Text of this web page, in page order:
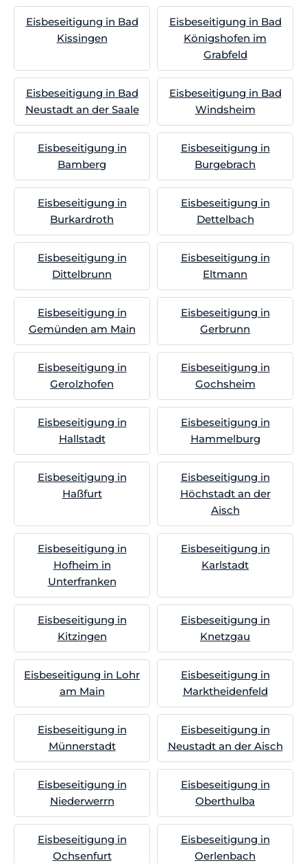
Eisbeseitigung in Bad
Kissingen
Eisbeseitigung in Bad
Königshofen im
Grabfeld
Eisbeseitigung in Bad
Neustadt an der Saale
Eisbeseitigung in Bad
Windsheim
Eisbeseitigung in
Bamberg
Eisbeseitigung in
Burgebrach
Eisbeseitigung in
Burkardroth
Eisbeseitigung in
Dettelbach
Eisbeseitigung in
Dittelbrunn
Eisbeseitigung in
Eltmann
Eisbeseitigung in
Gemünden am Main
Eisbeseitigung in
Gerbrunn
Eisbeseitigung in
Gerolzhofen
Eisbeseitigung in
Gochsheim
Eisbeseitigung in
Hallstadt
Eisbeseitigung in
Hammelburg
Eisbeseitigung in
Haßfurt
Eisbeseitigung in
Höchstadt an der
Aisch
Eisbeseitigung in
Hofheim in
Unterfranken
Eisbeseitigung in
Karlstadt
Eisbeseitigung in
Kitzingen
Eisbeseitigung in
Knetzgau
Eisbeseitigung in Lohr
am Main
Eisbeseitigung in
Marktheidenfeld
Eisbeseitigung in
Münnerstadt
Eisbeseitigung in
Neustadt an der Aisch
Eisbeseitigung in
Niederwerrn
Eisbeseitigung in
Oberthulba
Eisbeseitigung in
Ochsenfurt
Eisbeseitigung in
Oerlenbach